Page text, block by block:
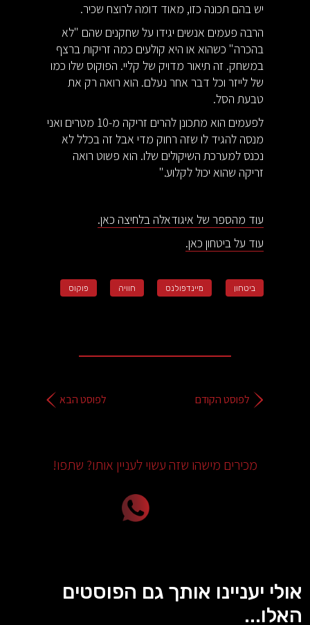
יש בהם תכונה כזו, מאוד דומה לרוצח שכיר.
הרבה פעמים אנשים יגידו על שחקנים שהם "לא
בהכרה" כשהוא או היא קולעים כמה זריקות ברצף
במשחק. זה תיאור מדויק של קליי. הפוקוס שלו כמו
של לייזר וכל דבר אחר נעלם. הוא רואה רק את
טבעת הסל.
לפעמים הוא מתכונן להרים זריקה מ-10 מטרים ואני
מנסה להגיד לו שזה רחוק מדי אבל זה בכלל לא
נכנס למערכת השיקולים שלו. הוא פשוט רואה
זריקה שהוא יכול לקלוע."
עוד מהספר של איגודאלה בלחיצה כאן.
עוד על ביטחון כאן.
ביטחון מיינדפולנס חוויה פוקוס
לפוסט הקודם לפוסט הבא
מכירים מישהו שזה עשוי לעניין אותו? שתפו!
אולי יעניינו אותך גם הפוסטים
האלו...